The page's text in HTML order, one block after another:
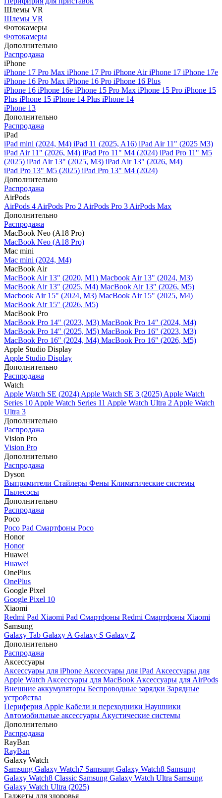
Шлемы VR
Шлемы VR
Фотокамеры
Фотокамеры
Дополнительно
Распродажа
iPhone
iPhone 17 Pro Max iPhone 17 Pro iPhone AiriPhone 17 iPhone 17e
iPhone 16 Pro Max iPhone 16 Pro iPhone 16 Plus
iPhone 16 iPhone 16e iPhone 15 Pro Max iPhone 15 Pro iPhone 15
Plus iPhone 15 iPhone 14 Plus iPhone 14
iPhone 13
Дополнительно
Распродажа
iPad
iPad mini (2024, M4) iPad 11 (2025, A16) iPad Air 11" (2025 M3)
iPad Air 11" (2026, M4) iPad Pro 11" M4 (2024) iPad Pro 11" M5
(2025) iPad Air 13" (2025, M3) iPad Air 13" (2026, M4)
iPad Pro 13" M5 (2025) iPad Pro 13" M4 (2024)
Дополнительно
Распродажа
AirPods
AirPods 4 AirPods Pro 2 AirPods Pro 3 AirPods Max
Дополнительно
Распродажа
MacBook Neo (A18 Pro)
MacBook Neo (A18 Pro)
Mac mini
Mac mini (2024, M4)
MacBook Air
MacBook Air 13" (2020, M1) Macbook Air 13" (2024, M3)
MacBook Air 13" (2025, M4) MacBook Air 13″ (2026, M5)
Macbook Air 15" (2024, M3) MacBook Air 15" (2025, M4)
MacBook Air 15″ (2026, M5)
MacBook Pro
MacBook Pro 14" (2023, M3) MacBook Pro 14″ (2024, M4)
MacBook Pro 14″ (2025, M5) MacBook Pro 16" (2023, M3)
MacBook Pro 16″ (2024, M4) MacBook Pro 16" (2026, M5)
Apple Studio Display
Apple Studio Display
Дополнительно
Распродажа
Watch
Apple Watch SE (2024) Apple Watch SE 3 (2025) Apple Watch
Series 10 Apple Watch Series 11 Apple Watch Ultra 2 Apple Watch
Ultra 3
Дополнительно
Распродажа
Vision Pro
Vision Pro
Дополнительно
Распродажа
Dyson
Выпрямители Стайлеры Фены Климатические системы
Пылесосы
Дополнительно
Распродажа
Poco
Poco Pad Смартфоны Poco
Honor
Honor
Huawei
Huawei
OnePlus
OnePlus
Google Pixel
Google Pixel 10
Xiaomi
Redmi Pad Xiaomi Pad Смартфоны Redmi Смартфоны Xiaomi
Samsung
Galaxy Tab Galaxy A Galaxy S Galaxy Z
Дополнительно
Распродажа
Аксессуары
Аксессуары для iPhone Аксессуары для iPad Аксессуары для
Apple Watch Аксессуары для MacBook Аксессуары для AirPods
Внешние аккумуляторы Беспроводные зарядки Зарядные
устройства
Периферия Apple Кабели и переходники Наушники
Автомобильные аксессуары Акустические системы
Дополнительно
Распродажа
RayBan
RayBan
Galaxy Watch
Samsung Galaxy Watch7 Samsung Galaxy Watch8 Samsung
Galaxy Watch8 Classic Samsung Galaxy Watch Ultra Samsung
Galaxy Watch Ultra (2025)
Гаджеты для здоровья